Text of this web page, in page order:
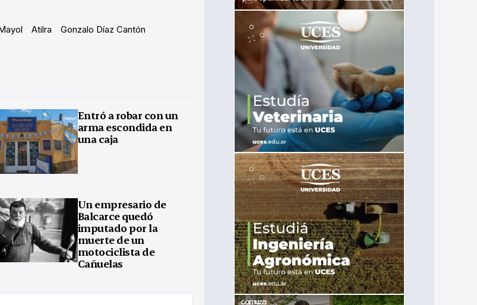
Atilra Gonzalo Díaz Cantón
Entró a robar con un
arma escondida en
una caja
Un empresario de
Balcarce quedó
imputado por la
muerte de un
motociclista de
Cañuelas